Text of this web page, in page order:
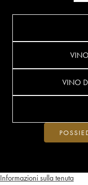
Informazioni sulla tenuta
VINO